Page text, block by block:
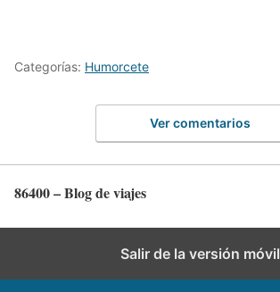
Categorías: Humorcete
Ver comentarios
86400 – Blog de viajes
Salir de la versión móvil